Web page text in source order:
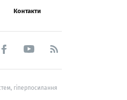
Контакти
гіперпосилання